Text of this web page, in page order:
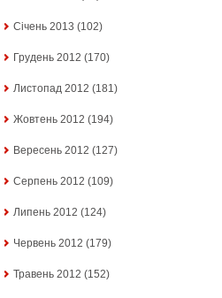
Січень 2013 (102)
Грудень 2012 (170)
Листопад 2012 (181)
Жовтень 2012 (194)
Вересень 2012 (127)
Серпень 2012 (109)
Липень 2012 (124)
Червень 2012 (179)
Травень 2012 (152)